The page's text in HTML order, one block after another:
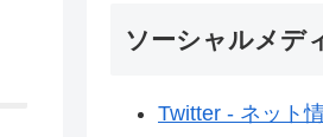
ソーシャルメデ
Twitter - ネット